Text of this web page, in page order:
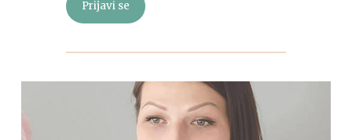
Prijavi se